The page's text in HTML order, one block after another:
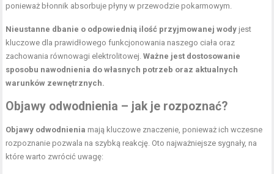
ponieważ błonnik absorbuje płyny w przewodzie pokarmowym.
Nieustanne dbanie o odpowiednią ilość przyjmowanej wody jest
kluczowe dla prawidłowego funkcjonowania naszego ciała oraz
zachowania równowagi elektrolitowej.Ważne jest dostosowanie
sposobu nawodnienia do własnych potrzeb oraz aktualnych
warunków zewnętrznych.
Objawy odwodnienia – jak je rozpoznać?
Objawy odwodnienia mają kluczowe znaczenie, ponieważ ich wczesne
rozpoznanie pozwala na szybką reakcję. Oto najważniejsze sygnały, na
które warto zwrócić uwagę: